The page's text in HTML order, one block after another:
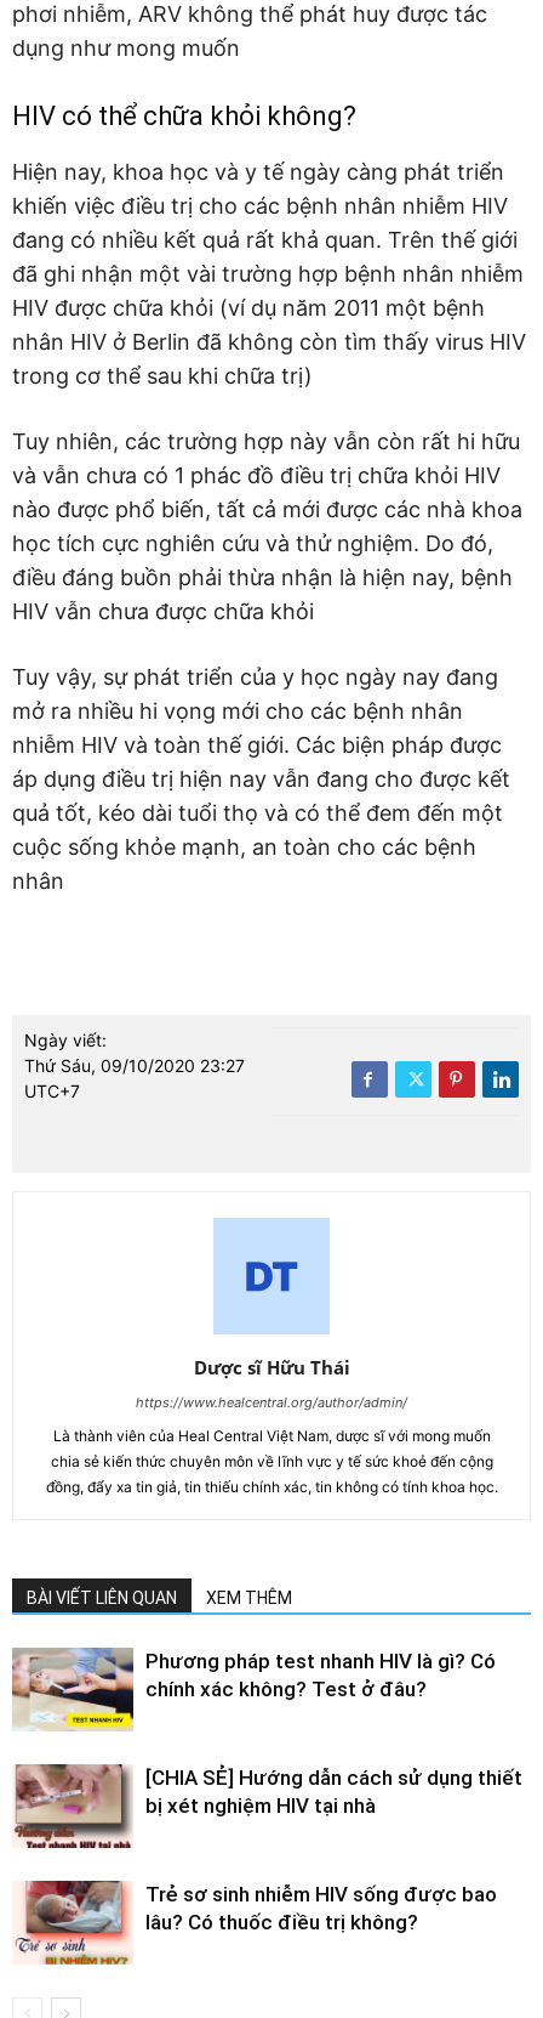
phơi nhiễm, ARV không thể phát huy được tác
dụng như mong muốn
HIV có thể chữa khỏi không?
Hiện nay, khoa học và y tế ngày càng phát triển
khiến việc điều trị cho các bệnh nhân nhiễm HIV
đang có nhiều kết quả rất khả quan. Trên thế giới
đã ghi nhận một vài trường hợp bệnh nhân nhiễm
HIV được chữa khỏi (ví dụ năm 2011 một bệnh
nhân HIV ở Berlin đã không còn tìm thấy virus HIV
trong cơ thể sau khi chữa trị)
Tuy nhiên, các trường hợp này vẫn còn rất hi hữu
và vẫn chưa có 1 phác đồ điều trị chữa khỏi HIV
nào được phổ biến, tất cả mới được các nhà khoa
học tích cực nghiên cứu và thử nghiệm. Do đó,
điều đáng buồn phải thừa nhận là hiện nay, bệnh
HIV vẫn chưa được chữa khỏi
Tuy vậy, sự phát triển của y học ngày nay đang
mở ra nhiều hi vọng mới cho các bệnh nhân
nhiễm HIV và toàn thế giới. Các biện pháp được
áp dụng điều trị hiện nay vẫn đang cho được kết
quả tốt, kéo dài tuổi thọ và có thể đem đến một
cuộc sống khỏe mạnh, an toàn cho các bệnh
nhân
Ngày viết:
Thứ Sáu, 09/10/2020 23:27
UTC+7
Dược sĩ Hữu Thái
https://www.healcentral.org/author/admin/
Là thành viên của Heal Central Việt Nam, dược sĩ với mong muốn
chia sẻ kiến thức chuyên môn về lĩnh vực y tế sức khoẻ đến cộng
đồng, đẩy xa tin giả, tin thiếu chính xác, tin không có tính khoa học.
BÀI VIẾT LIÊN QUAN XEM THÊM
Phương pháp test nhanh HIV là gì? Có
chính xác không? Test ở đâu?
[CHIA SẺ] Hướng dẫn cách sử dụng thiết
bị xét nghiệm HIV tại nhà
Trẻ sơ sinh nhiễm HIV sống được bao
lâu? Có thuốc điều trị không?